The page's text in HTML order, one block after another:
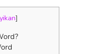
]